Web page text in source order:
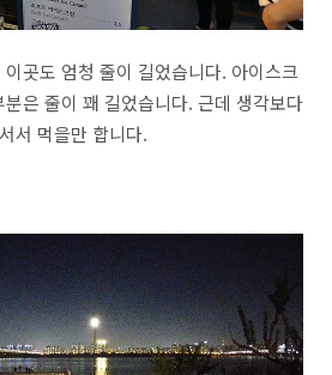
곳도 엄청 줄이 길었습니다. 아이스크
은 줄이 꽤 길었습니다. 근데 생각보다
서 먹을만 합니다.